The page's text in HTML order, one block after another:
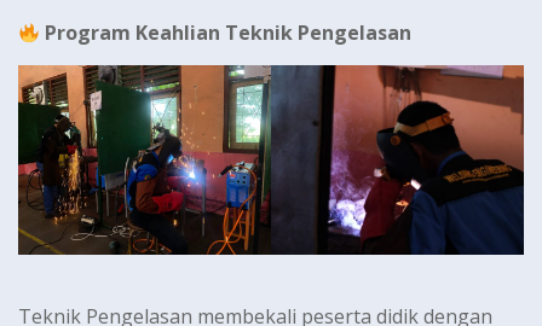
Program Keahlian Teknik Pengelasan
Teknik Pengelasan membekali peserta didik dengan